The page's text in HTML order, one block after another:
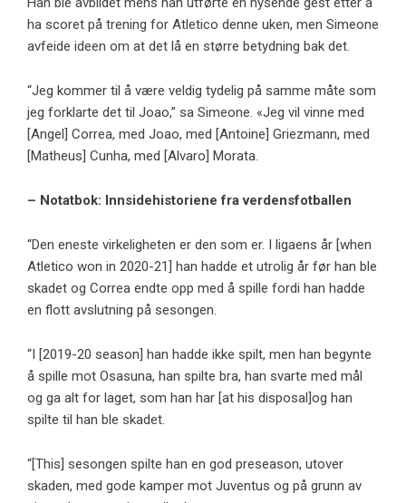
ha scoret på trening for Atletico denne uken, men Simeone
avfeide ideen om at det lå en større betydning bak det.
“Jeg kommer til å være veldig tydelig på samme måte som
jeg forklarte det til Joao,” sa Simeone. «Jeg vil vinne med
[Angel] Correa, med Joao, med [Antoine] Griezmann, med
[Matheus] Cunha, med [Alvaro] Morata.
– Notatbok: Innsidehistoriene fra verdensfotballen
“Den eneste virkeligheten er den som er. I ligaens år [when
Atletico won in 2020-21] han hadde et utrolig år før han ble
skadet og Correa endte opp med å spille fordi han hadde
en flott avslutning på sesongen.
“I [2019-20 season] han hadde ikke spilt, men han begynte
å spille mot Osasuna, han spilte bra, han svarte med mål
og ga alt for laget, som han har [at his disposal]og han
spilte til han ble skadet.
“[This] sesongen spilte han en god preseason, utover
skaden, med gode kamper mot Juventus og på grunn av